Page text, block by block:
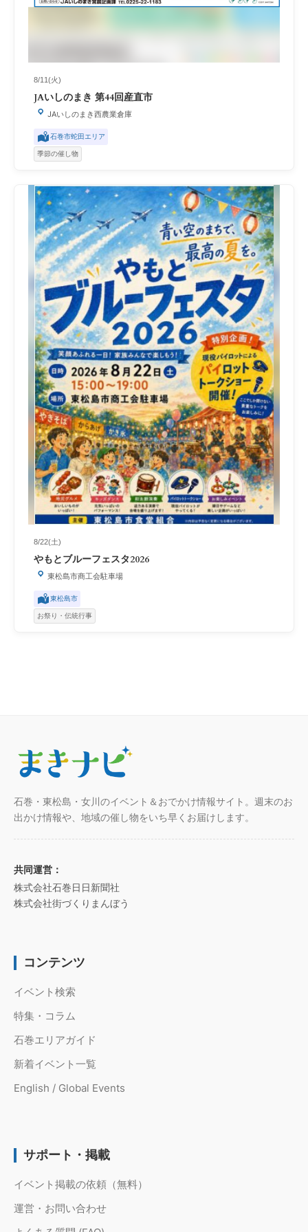
8/11(火)
JAいしのまき 第44回産直市
JAいしのまき西農業倉庫
石巻市蛇田エリア
季節の催し物
8/22(土)
やもとブルーフェスタ2026
東松島市商工会駐車場
東松島市
お祭り・伝統行事
石巻・東松島・女川のイベント＆おでかけ情報サイト。週末のお
出かけ情報や、地域の催し物をいち早くお届けします。
共同運営：
株式会社石巻日日新聞社
株式会社街づくりまんぼう
コンテンツ
イベント検索
特集・コラム
石巻エリアガイド
新着イベント一覧
English / Global Events
サポート・掲載
イベント掲載の依頼（無料）
運営・お問い合わせ